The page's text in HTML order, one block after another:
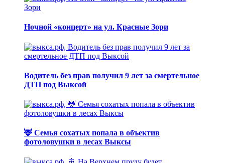
Ночной «концерт» на ул. Красные Зори
Водитель без прав получил 9 лет за смертельное
ДТП под Выксой
🦌 Семья сохатых попала в объектив
фотоловушки в лесах Выксы